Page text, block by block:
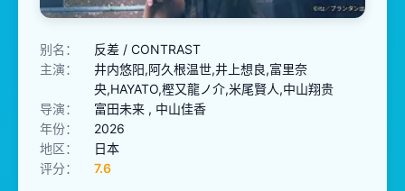
别名：
反差 / CONTRAST
主演：
井内悠阳,阿久根温世,井上想良,富里奈
央,HAYATO,樫又龍ノ介,米尾賢人,中山翔贵
导演：
富田未来 , 中山佳香
年份：
2026
地区：
日本
评分：
7.6